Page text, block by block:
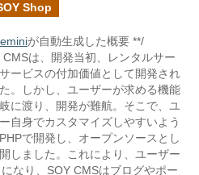
Shop
が自動生成した概要 **/
CMSは、開発当初、レンタルサー
ービスの付加価値として開発され
。しかし、ユーザーが求める機能
に渡り、開発が難航。そこで、ユ
自身でカスタマイズしやすいよう
で開発し、オープンソースとし
しました。これにより、ユーザー
なり、SOY CMSはブログやポー